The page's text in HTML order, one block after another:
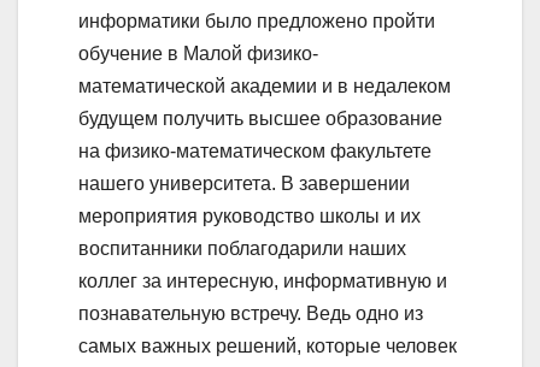
информатики было предложено пройти
обучение в Малой физико-
математической академии и в недалеком
будущем получить высшее образование
на физико-математическом факультете
нашего университета. В завершении
мероприятия руководство школы и их
воспитанники поблагодарили наших
коллег за интересную, информативную и
познавательную встречу. Ведь одно из
самых важных решений, которые человек